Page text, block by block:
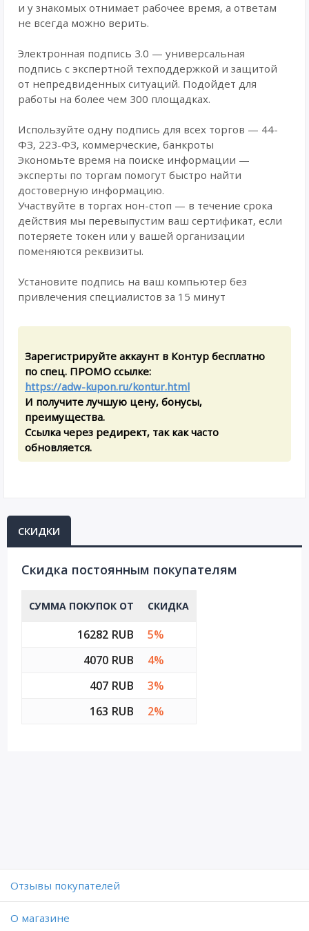
и у знакомых отнимает рабочее время, а ответам
не всегда можно верить.
Электронная подпись 3.0 — универсальная
подпись с экспертной техподдержкой и защитой
от непредвиденных ситуаций. Подойдет для
работы на более чем 300 площадках.
Используйте одну подпись для всех торгов — 44-
ФЗ, 223-ФЗ, коммерческие, банкроты
Экономьте время на поиске информации —
эксперты по торгам помогут быстро найти
достоверную информацию.
Участвуйте в торгах нон-стоп — в течение срока
действия мы перевыпустим ваш сертификат, если
потеряете токен или у вашей организации
поменяются реквизиты.
Установите подпись на ваш компьютер без
привлечения специалистов за 15 минут
Зарегистрируйте аккаунт в Контур бесплатно
по спец. ПРОМО ссылке:
https://adw-kupon.ru/kontur.html
И получите лучшую цену, бонусы,
преимущества.
Ссылка через редирект, так как часто
обновляется.
СКИДКИ
Cкидка постоянным покупателям
СУММА ПОКУПОК ОТ СКИДКА
16282 RUB
5%
4070 RUB
4%
407 RUB
3%
163 RUB
2%
Отзывы покупателей
O магазине